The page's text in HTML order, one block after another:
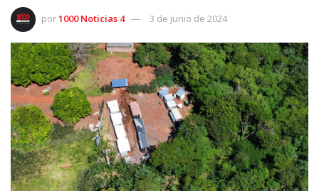
por1000 Noticias 4 3 de junio de 2024